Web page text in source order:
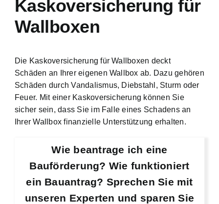
Kaskoversicherung für
Wallboxen
Die Kaskoversicherung für Wallboxen deckt
Schäden an Ihrer eigenen Wallbox ab. Dazu gehören
Schäden durch Vandalismus, Diebstahl, Sturm oder
Feuer. Mit einer Kaskoversicherung können Sie
sicher sein, dass Sie im Falle eines Schadens an
Ihrer Wallbox finanzielle Unterstützung erhalten.
Wie beantrage ich eine
Bauförderung? Wie funktioniert
ein Bauantrag? Sprechen Sie mit
unseren Experten und sparen Sie